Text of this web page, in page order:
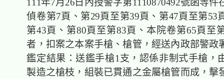
111年7月26日內授警字第1110870492號函等件
偵卷第7頁、第29頁至第39頁、第47頁至第53
第43頁、第80頁至第83頁、本院卷第65頁至
者，扣案之本案手槍、槍管，經送內政部警政
鑑定結果：送鑑手槍1支，認係非制式手槍，
製造之槍枝，組裝已貫通之金屬槍管而成，擊